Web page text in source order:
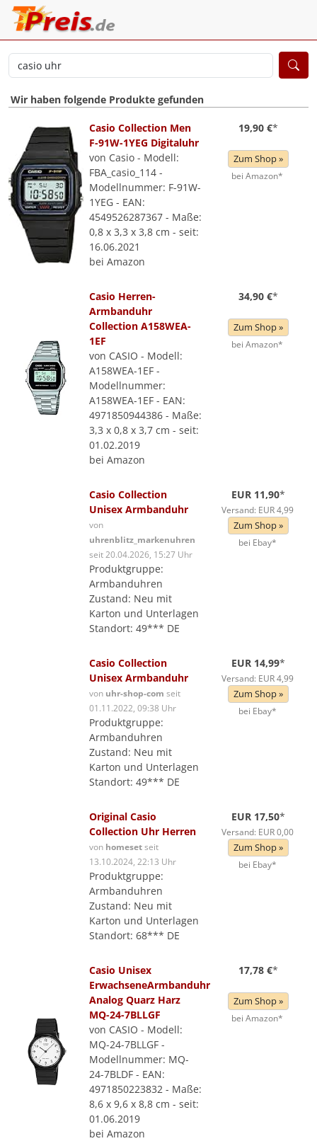
Wir haben folgende Produkte gefunden
Casio Collection Men
F-91W-1YEG Digitaluhr
von Casio - Modell:
FBA_casio_114 -
Modellnummer: F-91W-
1YEG - EAN:
4549526287367 - Maße:
0,8 x 3,3 x 3,8 cm - seit:
16.06.2021
bei Amazon
19,90 €*
Zum Shop »
bei Amazon*
Casio Herren-
Armbanduhr
Collection A158WEA-
1EF
von CASIO - Modell:
A158WEA-1EF -
Modellnummer:
A158WEA-1EF - EAN:
4971850944386 - Maße:
3,3 x 0,8 x 3,7 cm - seit:
01.02.2019
bei Amazon
34,90 €*
Zum Shop »
bei Amazon*
Casio Collection
Unisex Armbanduhr
von
uhrenblitz_markenuhren
seit 20.04.2026, 15:27 Uhr
Produktgruppe:
Armbanduhren
Zustand: Neu mit
Karton und Unterlagen
Standort: 49*** DE
EUR 11,90*
Versand: EUR 4,99
Zum Shop »
bei Ebay*
Casio Collection
Unisex Armbanduhr
von uhr-shop-com seit
01.11.2022, 09:38 Uhr
Produktgruppe:
Armbanduhren
Zustand: Neu mit
Karton und Unterlagen
Standort: 49*** DE
EUR 14,99*
Versand: EUR 4,99
Zum Shop »
bei Ebay*
Original Casio
Collection Uhr Herren
von homesetseit
13.10.2024, 22:13 Uhr
Produktgruppe:
Armbanduhren
Zustand: Neu mit
Karton und Unterlagen
Standort: 68*** DE
EUR 17,50*
Versand: EUR 0,00
Zum Shop »
bei Ebay*
Casio Unisex
ErwachseneArmbanduhr
Analog Quarz Harz
MQ-24-7BLLGF
von CASIO - Modell:
MQ-24-7BLLGF -
Modellnummer: MQ-
24-7BLDF - EAN:
4971850223832 - Maße:
8,6 x 9,6 x 8,8 cm - seit:
01.06.2019
bei Amazon
17,78 €*
Zum Shop »
bei Amazon*